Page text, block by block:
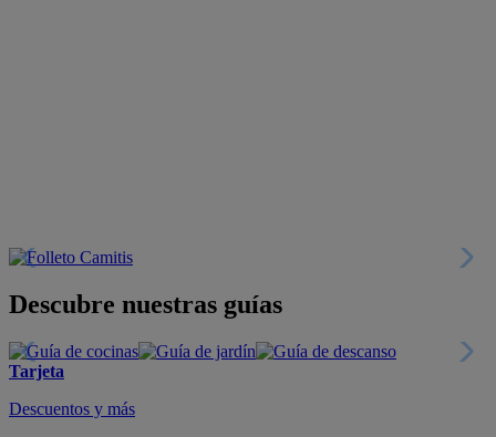
Descubre nuestras guías
Tarjeta
Descuentos y más